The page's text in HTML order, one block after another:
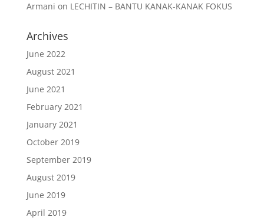
Armani on LECHITIN – BANTU KANAK-KANAK FOKUS
Archives
June 2022
August 2021
June 2021
February 2021
January 2021
October 2019
September 2019
August 2019
June 2019
April 2019